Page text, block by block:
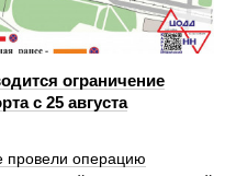
ограничение
с 25 августа
провели операцию